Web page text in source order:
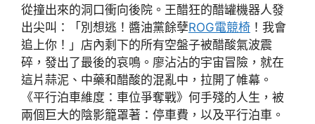
從撞出來的洞口衝向後院。王醋狂的醋罐機器人發
出尖叫：「別想逃！醬油黨餘孽ROG電競椅 ！我會
追上你！」店內剩下的所有空盤子被醋酸氣波震
碎，發出了最後的哀鳴。廖沾沾的宇宙冒險，就在
這片蒜泥、中藥和醋酸的混亂中，拉開了帷幕。
《平行泊車維度：車位爭奪戰》何手殘的人生，被
兩個巨大的陰影籠罩著：停車費，以及平行泊車。